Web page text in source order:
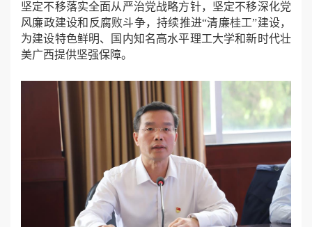
坚定不移落实全面从严治党战略方针，坚定不移深化党
风廉政建设和反腐败斗争，持续推进“清廉桂工”建设，
为建设特色鲜明、国内知名高水平理工大学和新时代壮
美广西提供坚强保障。